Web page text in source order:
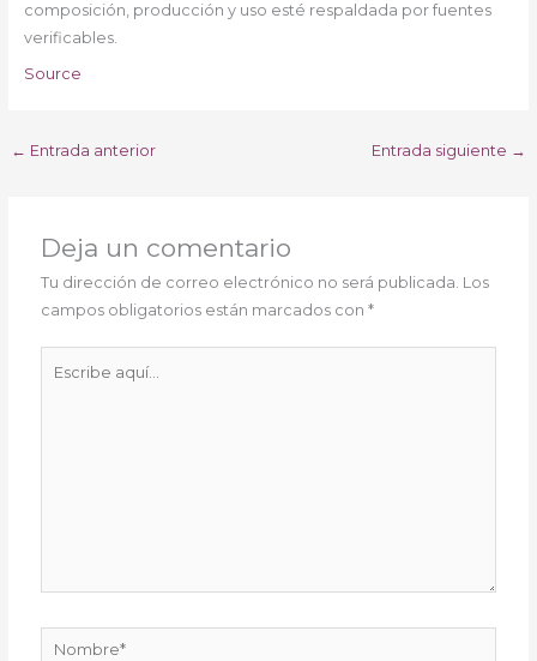
composición, producción y uso esté respaldada por fuentes
verificables.
Source
← Entrada anterior Entrada siguiente →
Deja un comentario
Tu dirección de correo electrónico no será publicada. Los
campos obligatorios están marcados con*
Nombre*